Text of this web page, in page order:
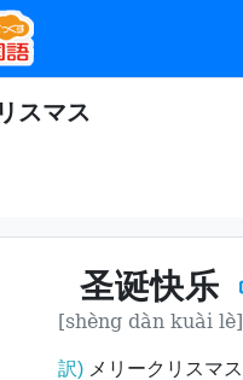
スマス
圣诞快乐
[shèng dàn kuài lè]
訳)メリークリスマス